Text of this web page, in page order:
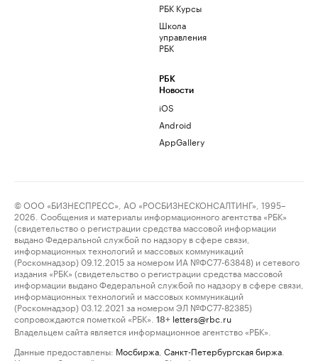
РБК Курсы
Школа
управления
РБК
РБК
Новости
iOS
Android
AppGallery
© ООО «БИЗНЕСПРЕСС», АО «РОСБИЗНЕСКОНСАЛТИНГ», 1995–
2026. Сообщения и материалы информационного агентства «РБК»
(свидетельство о регистрации средства массовой информации
выдано Федеральной службой по надзору в сфере связи,
информационных технологий и массовых коммуникаций
(Роскомнадзор) 09.12.2015 за номером ИА №ФС77-63848) и сетевого
издания «РБК» (свидетельство о регистрации средства массовой
информации выдано Федеральной службой по надзору в сфере связи,
информационных технологий и массовых коммуникаций
(Роскомнадзор) 03.12.2021 за номером ЭЛ №ФС77-82385)
сопровождаются пометкой «РБК».
18+ letters@rbc.ru
Владельцем сайта является информационное агентство «РБК».
Данные предоставлены: Мосбиржа Санкт-Петербургская биржа